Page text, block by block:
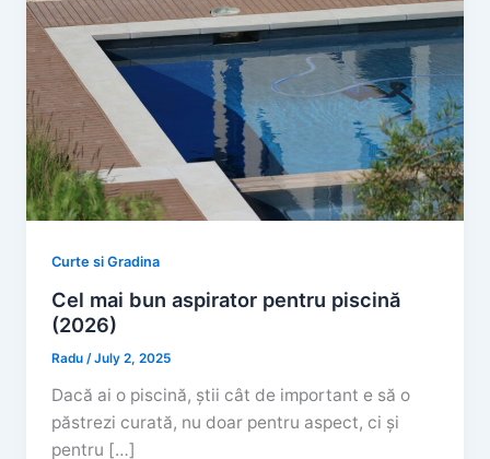
Curte si Gradina
Cel mai bun aspirator pentru piscină
(2026)
Radu/July 2, 2025
Dacă ai o piscină, știi cât de important e să o
păstrezi curată, nu doar pentru aspect, ci și
pentru […]